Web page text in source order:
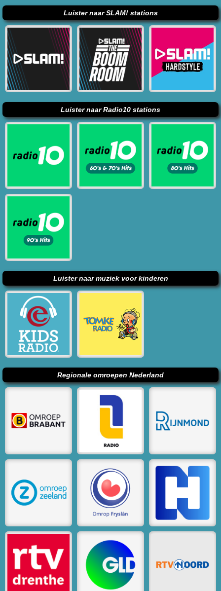
Luister naar SLAM! stations
Luister naar Radio10 stations
Luister naar muziek voor kinderen
Regionale omroepen Nederland